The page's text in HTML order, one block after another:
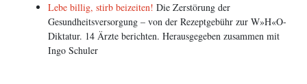
Lebe billig, stirb beizeiten! Die Zerstörung der
Gesundheitsversorgung – von der Rezeptgebühr zur W»H«O-
Diktatur. 14 Ärzte berichten. Herausgegeben zusammen mit
Ingo Schuler